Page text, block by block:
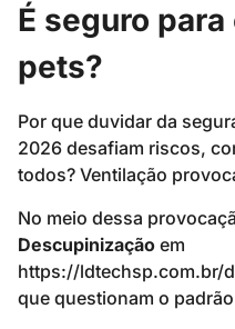
É seguro
pets?
Por que duvidar da
2026 desafiam riscos,
todos? Ventilação
No meio dessa
Descupinização em
https://ldtechsp.com.br/
que questionam o